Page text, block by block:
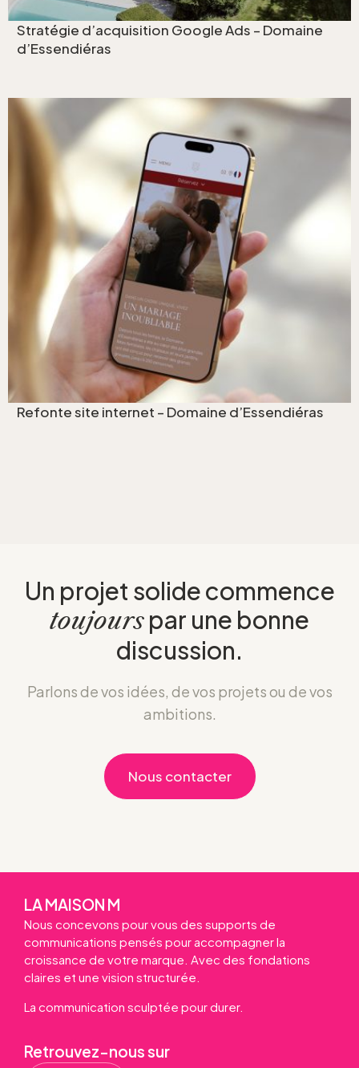
Stratégie d’acquisition Google Ads – Domaine
d’Essendiéras
Refonte site internet – Domaine d’Essendiéras
Refonte site internet -
Un projet solide commence
toujourspar une bonne
discussion.
Parlons de vos idées, de vos projets ou de vos
ambitions.
Nous contacter
LA MAISON M
Nous concevons pour vous des supports de
communications pensés pour accompagner la
croissance de votre marque. Avec des fondations
claires et une vision structurée.
La communication sculptée pour durer.
Retrouvez-nous sur